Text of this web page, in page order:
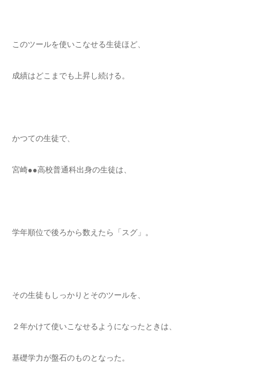
このツールを使いこなせる生徒ほど、
成績はどこまでも上昇し続ける。
かつての生徒で、
宮崎●●高校普通科出身の生徒は、
学年順位で後ろから数えたら「スグ」。
その生徒もしっかりとそのツールを、
２年かけて使いこなせるようになったときは、
基礎学力が盤石のものとなった。